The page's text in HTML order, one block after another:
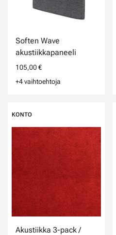
Soften Wave
akustiikkapaneeli
105,00 €
+4 vaihtoehtoja
KONTO
Akustiikka 3-pack /